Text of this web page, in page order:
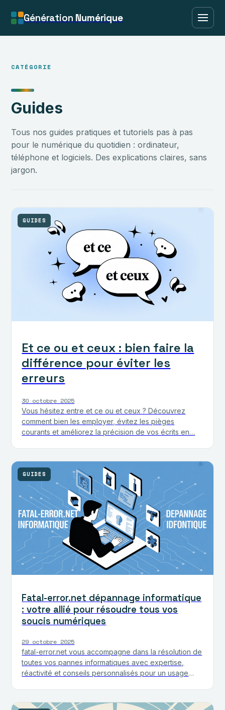
Génération Numérique
CATÉGORIE
Guides
Tous nos guides pratiques et tutoriels pas à pas
pour le numérique du quotidien : ordinateur,
téléphone et logiciels. Des explications claires, sans
jargon.
GUIDES
Et ce ou et ceux : bien faire la
différence pour éviter les
erreurs
30 octobre 2025
Vous hésitez entre et ce ou et ceux ? Découvrez
comment bien les employer, évitez les pièges
courants et améliorez la précision de vos écrits en…
GUIDES
Fatal-error.net dépannage informatique
: votre allié pour résoudre tous vos
soucis numériques
29 octobre 2025
fatal-error.net vous accompagne dans la résolution de
toutes vos pannes informatiques avec expertise,
réactivité et conseils personnalisés pour un usage